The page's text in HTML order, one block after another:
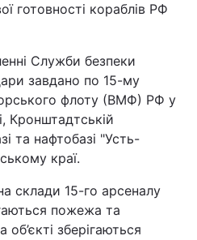
готовності кораблів РФ
Служби безпеки
завдано по 15-му
флоту (ВМФ) РФ у
Кронштадтській
та нафтобазі "Усть-
краї.
склади 15-го арсеналу
пожежа та
зберігаються